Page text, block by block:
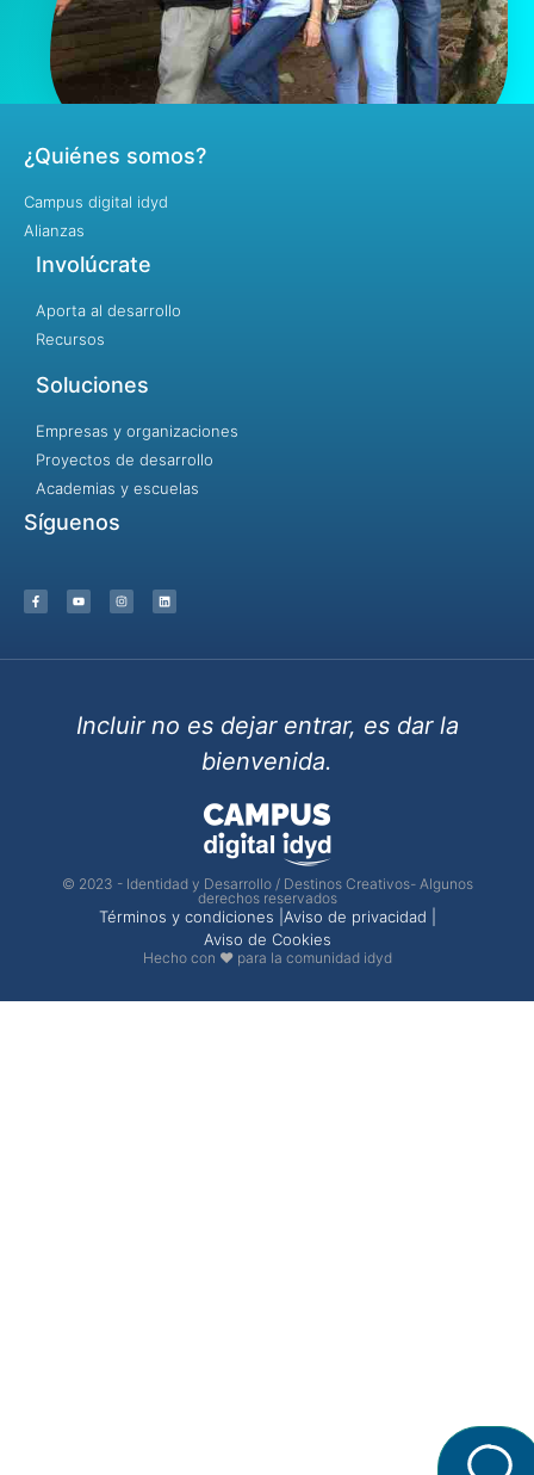
¿Quiénes somos?
Campus digital idyd
Alianzas
Involúcrate
Aporta al desarrollo
Recursos
Soluciones
Empresas y organizaciones
Proyectos de desarrollo
Academias y escuelas
Síguenos
Incluir no es dejar entrar, es dar la
bienvenida.
© 2023 - Identidad y Desarrollo / Destinos Creativos- Algunos
derechos reservados
Términos y condiciones | Aviso de privacidad |
Aviso de Cookies
Hecho con ❤ para la comunidad idyd